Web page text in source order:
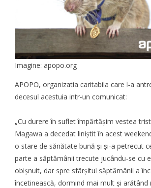
Imagine: apopo.org
APOPO, organizatia caritabila care l-a
decesul acestuia intr-un comunicat:
„Cu durere în suflet împărtășim vestea
Magawa a decedat liniștit în acest
o stare de sănătate bună și și-a petrecut
parte a săptămânii trecute jucându-se cu
obișnuit, dar spre sfârșitul săptămânii a
încetinească, dormind mai mult și arătând